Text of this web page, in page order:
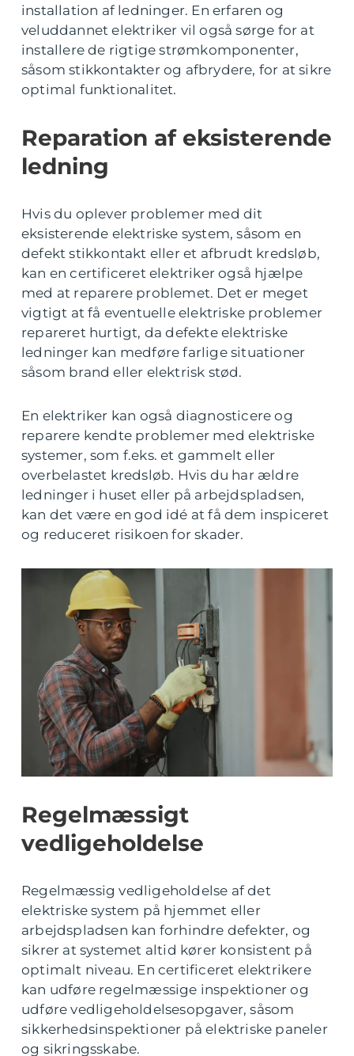
installation af ledninger. En erfaren og
veluddannet elektriker vil også sørge for at
installere de rigtige strømkomponenter,
såsom stikkontakter og afbrydere, for at sikre
optimal funktionalitet.
Reparation af eksisterende
ledning
Hvis du oplever problemer med dit
eksisterende elektriske system, såsom en
defekt stikkontakt eller et afbrudt kredsløb,
kan en certificeret elektriker også hjælpe
med at reparere problemet. Det er meget
vigtigt at få eventuelle elektriske problemer
repareret hurtigt, da defekte elektriske
ledninger kan medføre farlige situationer
såsom brand eller elektrisk stød.
En elektriker kan også diagnosticere og
reparere kendte problemer med elektriske
systemer, som f.eks. et gammelt eller
overbelastet kredsløb. Hvis du har ældre
ledninger i huset eller på arbejdspladsen,
kan det være en god idé at få dem inspiceret
og reduceret risikoen for skader.
Regelmæssigt
vedligeholdelse
Regelmæssig vedligeholdelse af det
elektriske system på hjemmet eller
arbejdspladsen kan forhindre defekter, og
sikrer at systemet altid kører konsistent på
optimalt niveau. En certificeret elektrikere
kan udføre regelmæssige inspektioner og
udføre vedligeholdelsesopgaver, såsom
sikkerhedsinspektioner på elektriske paneler
og sikringsskabe.